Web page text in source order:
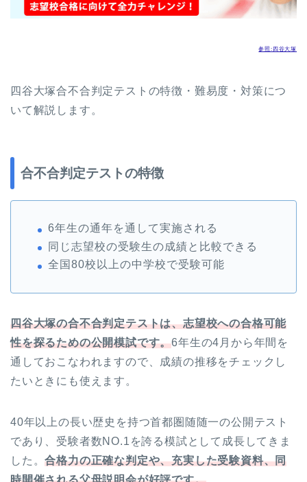
参照:四谷大塚
四谷大塚合不合判定テストの特徴・難易度・対策につ
いて解説します。
合不合判定テストの特徴
6年生の通年を通して実施される
同じ志望校の受験生の成績と比較できる
全国80校以上の中学校で受験可能
四谷大塚の合不合判定テストは、志望校への合格可能
性を探るための公開模試です。6年生の4月から年間を
通しておこなわれますので、成績の推移をチェックし
たいときにも使えます。
40年以上の長い歴史を持つ首都圏随随一の公開テスト
であり、受験者数NO.1を誇る模試として成長してきま
した。合格力の正確な判定や、充実した受験資料、同